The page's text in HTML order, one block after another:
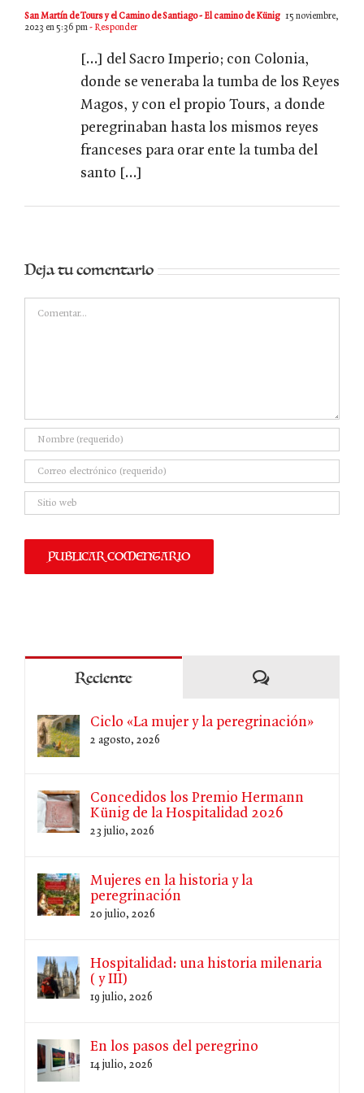
San Martín de Tours y el Camino de Santiago - El camino de Künig 15 noviembre,
2023 en 5:36 pm- Responder
[…] del Sacro Imperio; con Colonia,
donde se veneraba la tumba de los Reyes
Magos, y con el propio Tours, a donde
peregrinaban hasta los mismos reyes
franceses para orar ente la tumba del
santo […]
Deja tu comentario
Comentar
Reciente Comentarios
Ciclo «La mujer y la peregrinación»
2 agosto, 2026
Concedidos los Premio Hermann
Künig de la Hospitalidad 2026
23 julio, 2026
Mujeres en la historia y la
peregrinación
20 julio, 2026
Hospitalidad: una historia milenaria
( y III)
19 julio, 2026
En los pasos del peregrino
14 julio, 2026